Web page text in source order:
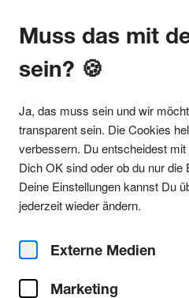
Muss das mit
sein? 🍪
Ja, das muss sein und wir
transparent sein. Die Cookies
verbessern. Du entscheidest
Dich OK sind oder ob du nur
Deine Einstellungen kannst Du
jederzeit wieder ändern.
Externe Medien
Marketing
Alle Partys
Alle Partys im
Südbrücke
LINIE 16 / HALTESTELLE
FUSSWEG UEBER DIE